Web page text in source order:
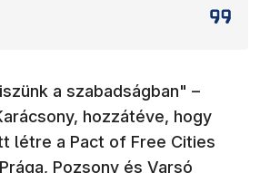
a szabadságban" –
hozzátéve, hogy
létre a Pact of Free Cities
Pozsony és Varsó